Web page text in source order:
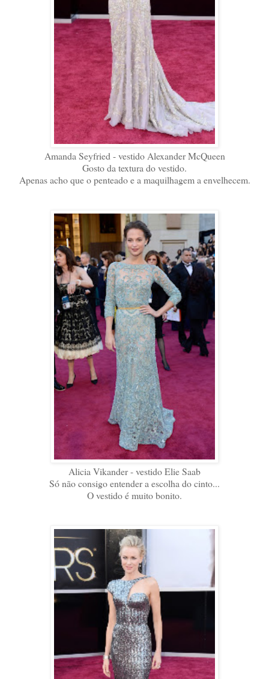
Amanda Seyfried - vestido Alexander McQueen
Gosto da textura do vestido.
Apenas acho que o penteado e a maquilhagem a envelhecem.
Alicia Vikander - vestido Elie Saab
Só não consigo entender a escolha do cinto...
O vestido é muito bonito.